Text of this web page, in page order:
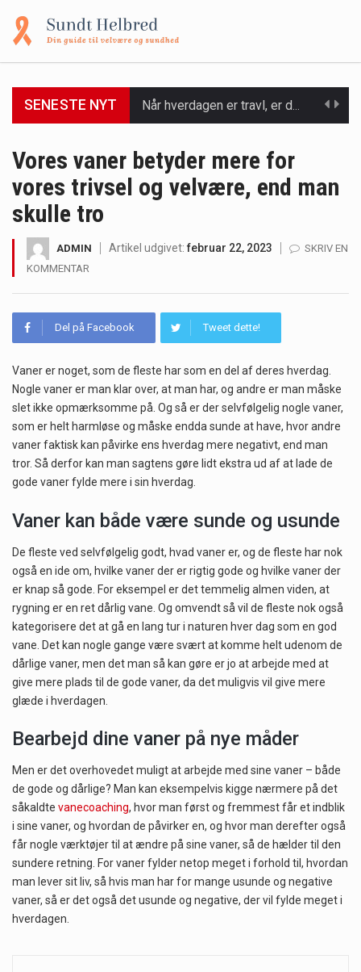
SENESTE NYT
Mælkesyrebakterier er små, men utroligt kraftfulde mikroorganismer, der spiller en afgørende rolle i at opretholde…
Padel er en sport, der er blevet stadig mere populær over hele verden på grund…
Når det kommer til sundhed og velvære, er der konstante strømme af nye trends og…
Sunde måltidskasser er en fantastisk løsning til dem, der ønsker at opretholde en sund livsstil…
Vores vaner betyder mere for
vores trivsel og velvære, end man
skulle tro
ADMIN Artikel udgivet:februar 22, 2023
SKRIV EN
KOMMENTAR
Del på Facebook Tweet dette!
Vaner er noget, som de fleste har som en del af deres hverdag.
Nogle vaner er man klar over, at man har, og andre er man måske
slet ikke opmærksomme på. Og så er der selvfølgelig nogle vaner,
som er helt harmløse og måske endda sunde at have, hvor andre
vaner faktisk kan påvirke ens hverdag mere negativt, end man
tror. Så derfor kan man sagtens gøre lidt ekstra ud af at lade de
gode vaner fylde mere i sin hverdag.
Vaner kan både være sunde og usunde
De fleste ved selvfølgelig godt, hvad vaner er, og de fleste har nok
også en ide om, hvilke vaner der er rigtig gode og hvilke vaner der
er knap så gode. For eksempel er det temmelig almen viden, at
rygning er en ret dårlig vane. Og omvendt så vil de fleste nok også
kategorisere det at gå en lang tur i naturen hver dag som en god
vane. Det kan nogle gange være svært at komme helt udenom de
dårlige vaner, men det man så kan gøre er jo at arbejde med at
give mere plads til de gode vaner, da det muligvis vil give mere
glæde i hverdagen.
Bearbejd dine vaner på nye måder
Men er det overhovedet muligt at arbejde med sine vaner – både
de gode og dårlige? Man kan eksempelvis kigge nærmere på det
såkaldte vanecoaching, hvor man først og fremmest får et indblik
i sine vaner, og hvordan de påvirker en, og hvor man derefter også
får nogle værktøjer til at ændre på sine vaner, så de hælder til den
sundere retning. For vaner fylder netop meget i forhold til, hvordan
man lever sit liv, så hvis man har for mange usunde og negative
vaner, så er det også det usunde og negative, der vil fylde meget i
hverdagen.